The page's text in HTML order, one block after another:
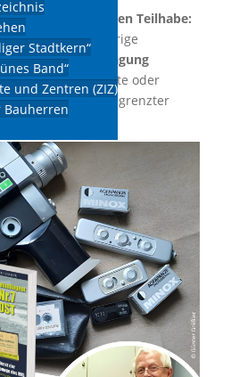
Stadtkern“
Band“
und Zentren (ZIZ)
– Wir ermöglichen Teilhabe:
schwerhörige
Audioübertragung
Hörgeräte oder
vor Ort in begrenzter